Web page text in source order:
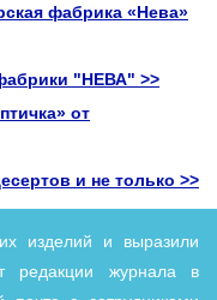
фабрика «Нева»
"НЕВА" >>
от
и не только >>
изделий и выразили
редакции журнала в